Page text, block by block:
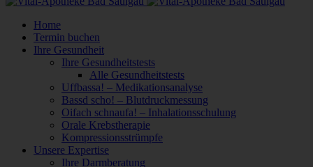
Home
Termin buchen
Ihre Gesundheit
Ihre Gesundheitstests
Alle Gesundheitstests
Uffbassa! – Medikationsanalyse
Bassd scho! – Blutdruckmessung
Oifach schnaufa! – Inhalationsschulung
Orale Krebstherapie
Kompressionsstrümpfe
Unsere Expertise
Ihre Darmberatung